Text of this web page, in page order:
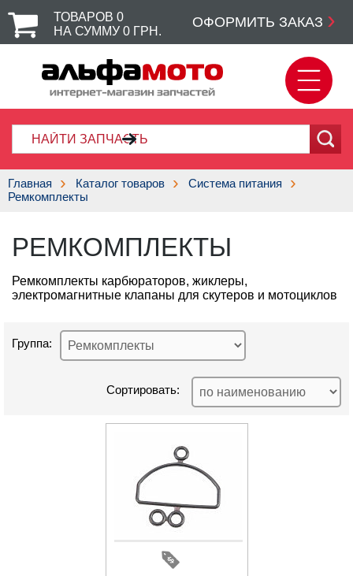
ТОВАРОВ 0
НА СУММУ 0 ГРН.
ОФОРМИТЬ ЗАКАЗ
Главная Каталог товаров
Система питания
Ремкомплекты
РЕМКОМПЛЕКТЫ
Ремкомплекты карбюраторов, жиклеры,
электромагнитные клапаны для скутеров и мотоциклов
Группа:
Сортировать: